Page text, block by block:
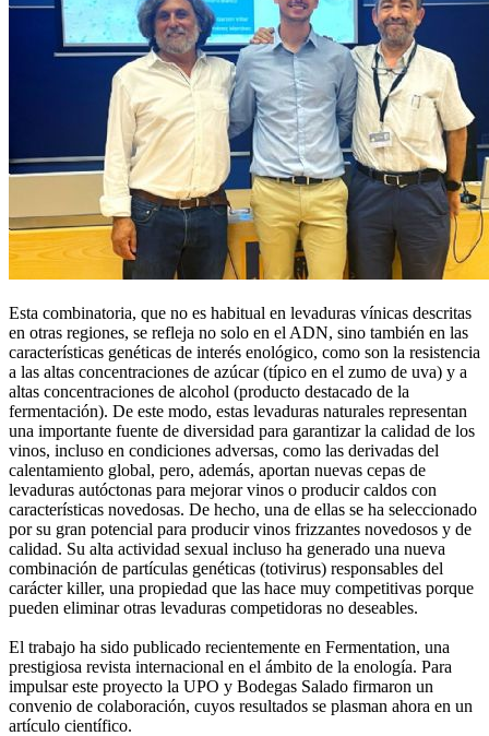
Esta combinatoria, que no es habitual en levaduras vínicas descritas
en otras regiones, se refleja no solo en el ADN, sino también en las
características genéticas de interés enológico, como son la resistencia
a las altas concentraciones de azúcar (típico en el zumo de uva) y a
altas concentraciones de alcohol (producto destacado de la
fermentación). De este modo, estas levaduras naturales representan
una importante fuente de diversidad para garantizar la calidad de los
vinos, incluso en condiciones adversas, como las derivadas del
calentamiento global, pero, además, aportan nuevas cepas de
levaduras autóctonas para mejorar vinos o producir caldos con
características novedosas. De hecho, una de ellas se ha seleccionado
por su gran potencial para producir vinos frizzantes novedosos y de
calidad. Su alta actividad sexual incluso ha generado una nueva
combinación de partículas genéticas (totivirus) responsables del
carácter killer, una propiedad que las hace muy competitivas porque
pueden eliminar otras levaduras competidoras no deseables.
El trabajo ha sido publicado recientemente en Fermentation, una
prestigiosa revista internacional en el ámbito de la enología. Para
impulsar este proyecto la UPO y Bodegas Salado firmaron un
convenio de colaboración, cuyos resultados se plasman ahora en un
artículo científico.